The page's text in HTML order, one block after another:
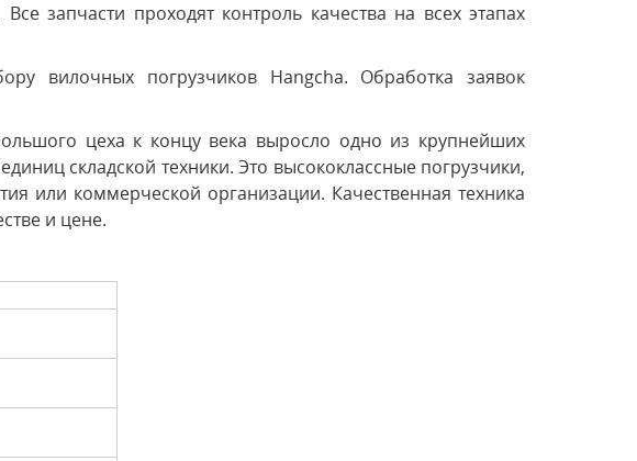
запчасти проходят контроль качества на всех этапах
вилочных погрузчиков Hangcha. Обработка заявок
цеха к концу века выросло одно из крупнейших
складской техники. Это высококлассные погрузчики,
или коммерческой организации. Качественная техника
и цене.